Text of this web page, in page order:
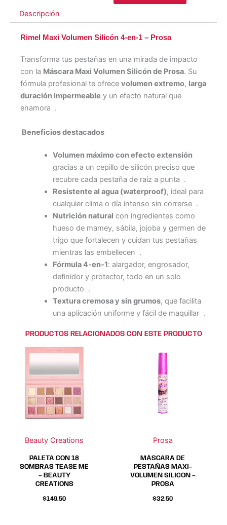
Descripción
Rimel Maxi Volumen Silicón 4‑en‑1 – Prosa
Transforma tus pestañas en una mirada de impacto
con la Máscara Maxi Volumen Silicón de Prosa. Su
fórmula profesional te ofrece volumen extremo, larga
duración impermeable y un efecto natural que
enamora .
Beneficios destacados
Volumen máximo con efecto extensión
gracias a un cepillo de silicón preciso que
recubre cada pestaña de raíz a punta .
Resistente al agua (waterproof), ideal para
cualquier clima o día intenso sin correrse .
Nutrición natural con ingredientes como
hueso de mamey, sábila, jojoba y germen de
trigo que fortalecen y cuidan tus pestañas
mientras las embellecen .
Fórmula 4‑en‑1: alargador, engrosador,
definidor y protector, todo en un solo
producto .
Textura cremosa y sin grumos, que facilita
una aplicación uniforme y fácil de maquillar .
PRODUCTOS RELACIONADOS CON ESTE PRODUCTO
Beauty Creations
PALETA CON 18
SOMBRAS TEASE ME
– BEAUTY
CREATIONS
$149.50
Prosa
MÁSCARA DE
PESTAÑAS MAXI-
VOLUMEN SILICON –
PROSA
$32.50